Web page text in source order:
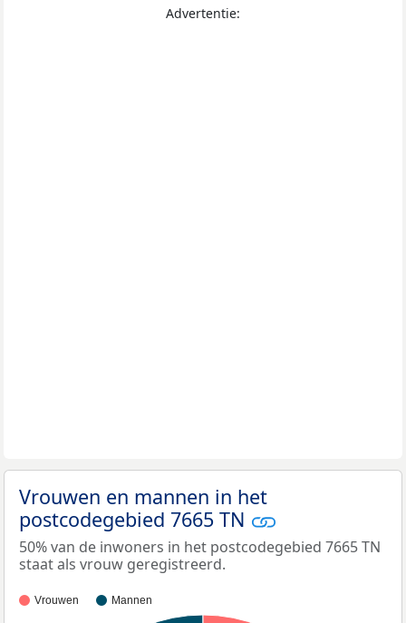
Advertentie:
Vrouwen en mannen in het
postcodegebied 7665 TN
50% van de inwoners in het postcodegebied 7665 TN
staat als vrouw geregistreerd.
Vrouwen Mannen